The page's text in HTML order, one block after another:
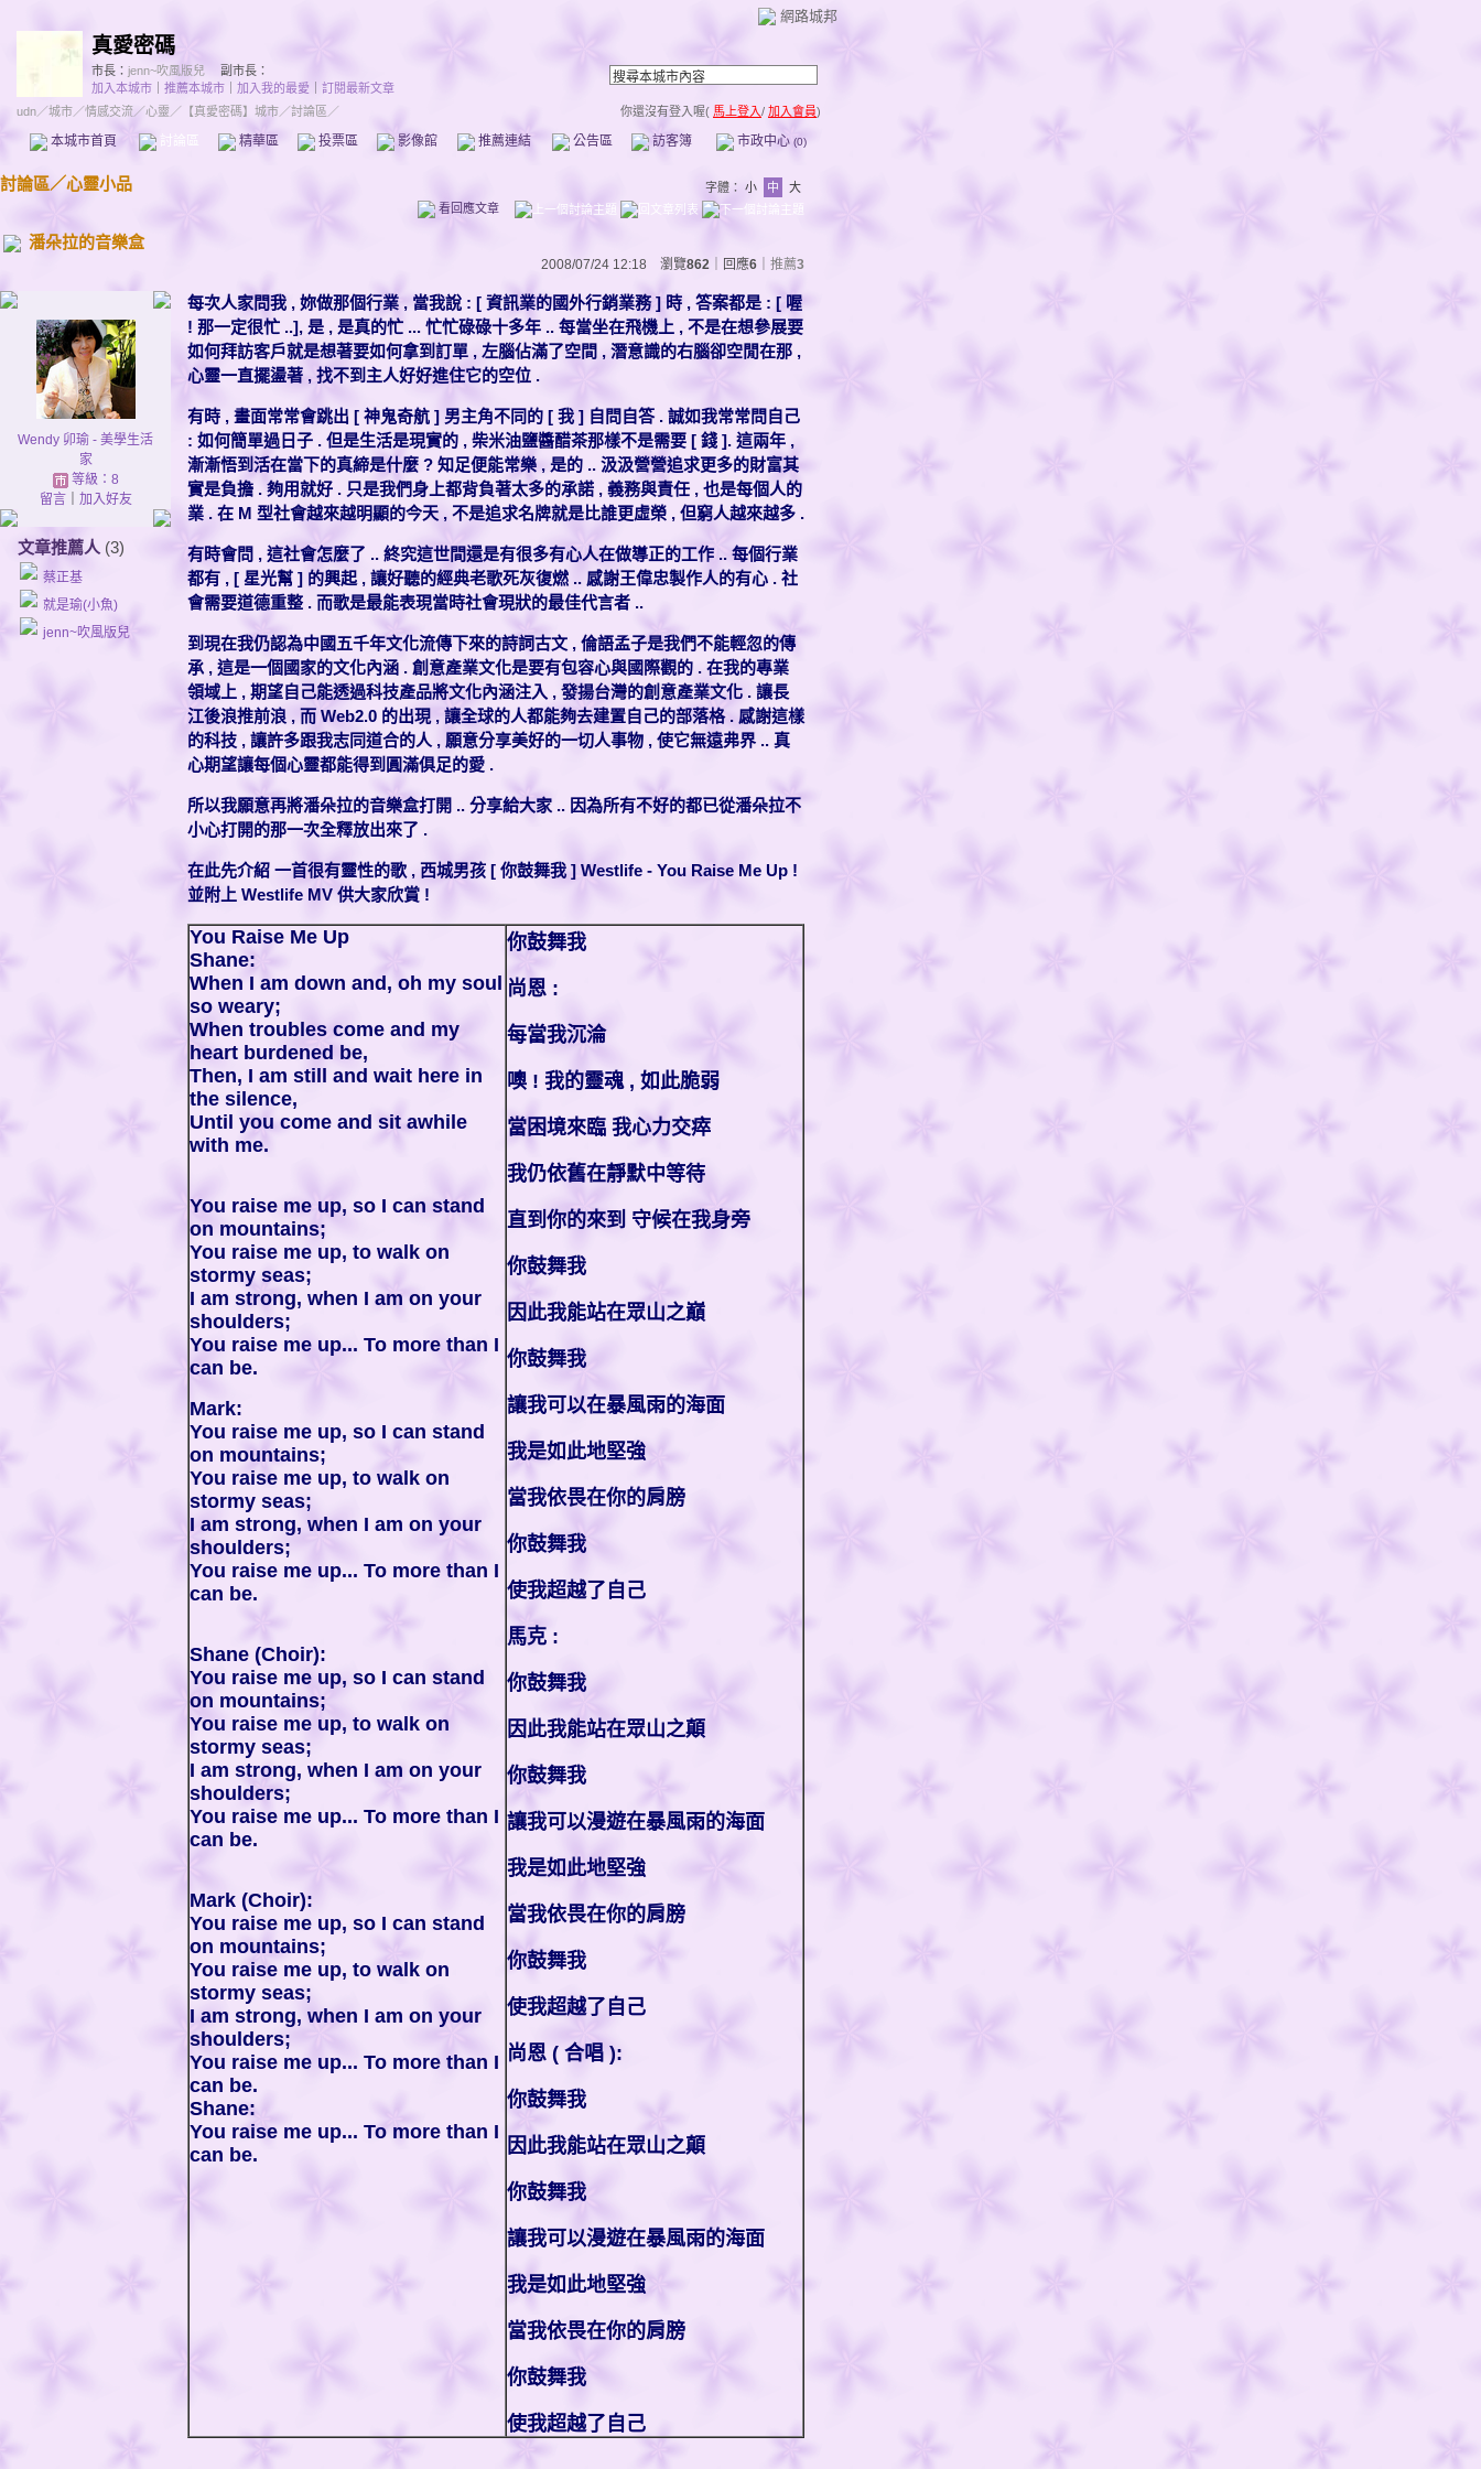
網路城邦
真愛密碼
市長： jenn~吹風版兒
副市長：
加入本城市
推薦本城市 加入我的最愛
訂閱最新文章
udn／城市／情感交流／心靈 ／ 【真愛密碼】城市／討論區／ 你還沒有登入喔( 馬上登入/ 加入會員)
本城市首頁 討論區 精華區 投票區 影像館 推薦連結 公告區 訪客簿 市政中心 (0)
討論區／心靈小品 字體： 小 中
大
看回應文章
潘朵拉的音樂盒
2008/07/24 12:18 瀏覽862 ｜回應6 推薦3
Wendy 卯瑜 - 美學生活
家
等級：8
留言｜ 加入好友
文章推薦人 (3)
蔡正基
就是瑜(小魚)
jenn~吹風版兒
每次人家問我 , 妳做那個行業 , 當我說 : [ 資訊業的國外行銷業務 ] 時 , 答案都是 : [ 喔
! 那一定很忙 ..], 是 , 是真的忙 ... 忙忙碌碌十多年 .. 每當坐在飛機上 , 不是在想參展要
如何拜訪客戶就是想著要如何拿到訂單 , 左腦佔滿了空間 , 潛意識的右腦卻空閒在那 ,
心靈一直擺盪著 , 找不到主人好好進住它的空位 .
有時 , 畫面常常會跳出 [ 神鬼奇航 ] 男主角不同的 [ 我 ] 自問自答 . 誠如我常常問自己
: 如何簡單過日子 . 但是生活是現實的 , 柴米油鹽醬醋茶那樣不是需要 [ 錢 ]. 這兩年 ,
漸漸悟到活在當下的真締是什麼 ? 知足便能常樂 , 是的 .. 汲汲營營追求更多的財富其
實是負擔 . 夠用就好 . 只是我們身上都背負著太多的承諾 , 義務與責任 , 也是每個人的
業 . 在 M 型社會越來越明顯的今天 , 不是追求名牌就是比誰更虛榮 , 但窮人越來越多 .
有時會問 , 這社會怎麼了 .. 終究這世間還是有很多有心人在做導正的工作 .. 每個行業
都有 , [ 星光幫 ] 的興起 , 讓好聽的經典老歌死灰復燃 .. 感謝王偉忠製作人的有心 . 社
會需要道德重整 . 而歌是最能表現當時社會現狀的最佳代言者 ..
到現在我仍認為中國五千年文化流傳下來的詩詞古文 , 倫語孟子是我們不能輕忽的傳
承 , 這是一個國家的文化內涵 . 創意產業文化是要有包容心與國際觀的 . 在我的專業
領域上 , 期望自己能透過科技產品將文化內涵注入 , 發揚台灣的創意產業文化 . 讓長
江後浪推前浪 , 而 Web2.0 的出現 , 讓全球的人都能夠去建置自己的部落格 . 感謝這樣
的科技 , 讓許多跟我志同道合的人 , 願意分享美好的一切人事物 , 使它無遠弗界 .. 真
心期望讓每個心靈都能得到圓滿俱足的愛 .
所以我願意再將潘朵拉的音樂盒打開 .. 分享給大家 .. 因為所有不好的都已從潘朵拉不
小心打開的那一次全釋放出來了 .
在此先介紹 一首很有靈性的歌 , 西城男孩 [ 你鼓舞我 ] Westlife - You Raise Me Up !
並附上 Westlife MV 供大家欣賞 !
You Raise Me Up
Shane:
When I am down and, oh my soul
so weary;
When troubles come and my
heart burdened be,
Then, I am still and wait here in
the silence,
Until you come and sit awhile
with me.
You raise me up, so I can stand
on mountains;
You raise me up, to walk on
stormy seas;
I am strong, when I am on your
shoulders;
You raise me up... To more than I
can be.
Mark:
You raise me up, so I can stand
on mountains;
You raise me up, to walk on
stormy seas;
I am strong, when I am on your
shoulders;
You raise me up... To more than I
can be.
Shane (Choir):
You raise me up, so I can stand
on mountains;
You raise me up, to walk on
stormy seas;
I am strong, when I am on your
shoulders;
You raise me up... To more than I
can be.
Mark (Choir):
You raise me up, so I can stand
on mountains;
You raise me up, to walk on
stormy seas;
I am strong, when I am on your
shoulders;
You raise me up... To more than I
can be.
Shane:
You raise me up... To more than I
can be.
你鼓舞我
尚恩 :
每當我沉淪
噢 ! 我的靈魂 , 如此脆弱
當困境來臨 我心力交瘁
我仍依舊在靜默中等待
直到你的來到 守候在我身旁
你鼓舞我
因此我能站在眾山之巔
你鼓舞我
讓我可以在暴風雨的海面
我是如此地堅強
當我依畏在你的肩膀
你鼓舞我
使我超越了自己
馬克 :
你鼓舞我
因此我能站在眾山之顛
你鼓舞我
讓我可以漫遊在暴風雨的海面
我是如此地堅強
當我依畏在你的肩膀
你鼓舞我
使我超越了自己
尚恩 ( 合唱 ):
你鼓舞我
因此我能站在眾山之顛
你鼓舞我
讓我可以漫遊在暴風雨的海面
我是如此地堅強
當我依畏在你的肩膀
你鼓舞我
使我超越了自己